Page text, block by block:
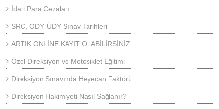
İdari Para Cezaları
SRC, ODY, ÜDY Sınav Tarihleri
ARTIK ONLİNE KAYIT OLABİLİRSİNİZ…
Özel Direksiyon ve Motosiklet Eğitimi
Direksiyon Sınavında Heyecan Faktörü
Direksiyon Hakimiyeti Nasıl Sağlanır?